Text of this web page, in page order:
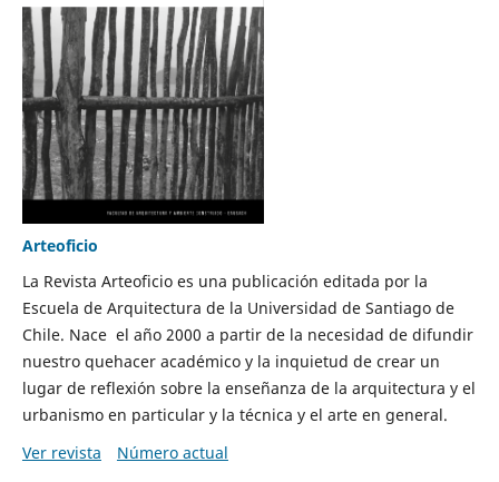
Arteoficio
La Revista Arteoficio es una publicación editada por la
Escuela de Arquitectura de la Universidad de Santiago de
Chile. Nace el año 2000 a partir de la necesidad de difundir
nuestro quehacer académico y la inquietud de crear un
lugar de reflexión sobre la enseñanza de la arquitectura y el
urbanismo en particular y la técnica y el arte en general.
Ver revista
Número actual